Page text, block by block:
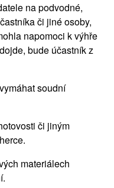
na podvodné,
či jiné osoby,
napomoci k výhře
bude účastník z
soudní
či jiným
materiálech